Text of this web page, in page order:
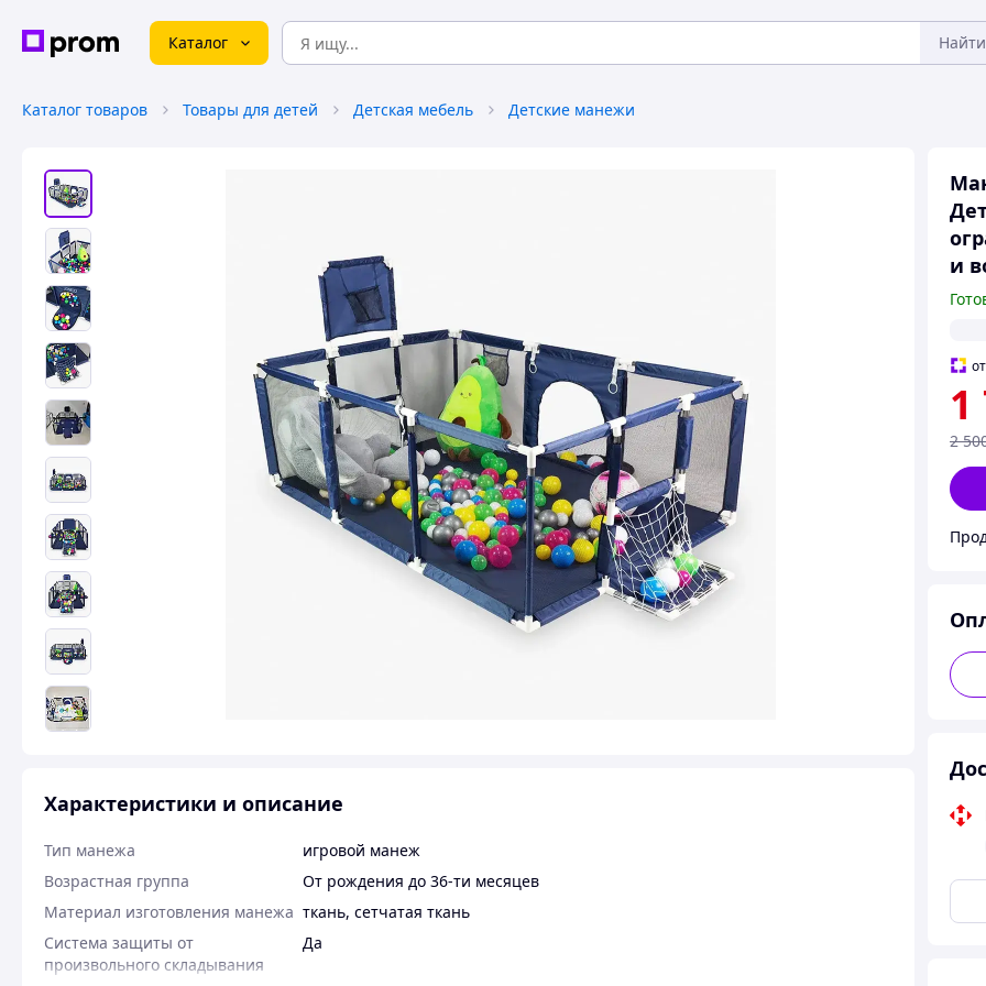
Каталог Найти
Каталог товаров Товары для детей Детская мебель Детские манежи
и
от
1
2
Характеристики и описание
Тип манежа
игровой манеж
Возрастная группа
От рождения до 36-ти месяцев
Материал изготовления манежа ткань, сетчатая ткань
Система защиты от
произвольного складывания
Да